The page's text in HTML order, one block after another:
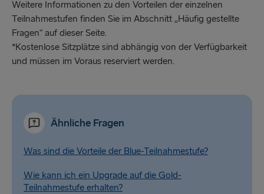
Weitere Informationen zu den Vorteilen der einzelnen
Teilnahmestufen finden Sie im Abschnitt „Häufig gestellte
Fragen“ auf dieser Seite.
*Kostenlose Sitzplätze sind abhängig von der Verfügbarkeit
und müssen im Voraus reserviert werden.
Ähnliche Fragen
Was sind die Vorteile der Blue-Teilnahmestufe?
Wie kann ich ein Upgrade auf die Gold-
Teilnahmestufe erhalten?